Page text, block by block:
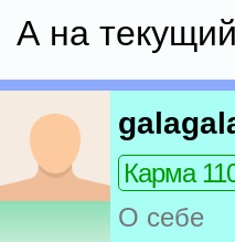
А на
Карма
О себе